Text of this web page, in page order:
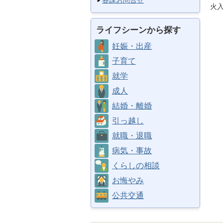
ライフシーンから探す
妊娠・出産
子育て
就学
成人
結婚・離婚
引っ越し
就職・退職
病気・事故
くらしの相談
お悔やみ
公共交通
火